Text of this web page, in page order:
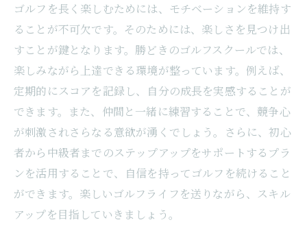
ゴルフを長く楽しむためには、モチベーションを維持す
ることが不可欠です。そのためには、楽しさを見つけ出
すことが鍵となります。勝どきのゴルフスクールでは、
楽しみながら上達できる環境が整っています。例えば、
定期的にスコアを記録し、自分の成長を実感することが
できます。また、仲間と一緒に練習することで、競争心
が刺激されさらなる意欲が湧くでしょう。さらに、初心
者から中級者までのステップアップをサポートするプラ
ンを活用することで、自信を持ってゴルフを続けること
ができます。楽しいゴルフライフを送りながら、スキル
アップを目指していきましょう。